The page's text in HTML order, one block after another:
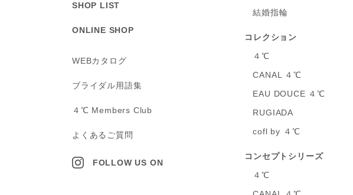
SHOP LIST
ONLINE SHOP
WEBカタログ
ブライダル用語集
４℃ Members Club
よくあるご質問
FOLLOW US ON
結婚指輪
コレクション
４℃
CANAL ４℃
EAU DOUCE ４℃
RUGIADA
cofl by ４℃
コンセプトシリーズ
４℃